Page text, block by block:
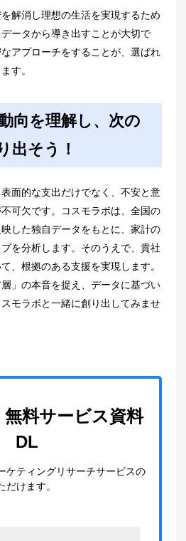
解消し理想の生活を実現するため
ータから導き出すことが大切で
アプローチをすることが、選ばれ
す。
向を理解し、次の
出そう！
面的な支出だけでなく、不安と意
可欠です。コスモラボは、全国の
した独自データをもとに、家計の
を分析します。そのうえで、貴社
、根拠のある支援を実現します。
」の本音を捉え、データに基づい
モラボと一緒に創り出してみませ
料サービス資料
DL
ケティングリサーチサービスの
だけます。